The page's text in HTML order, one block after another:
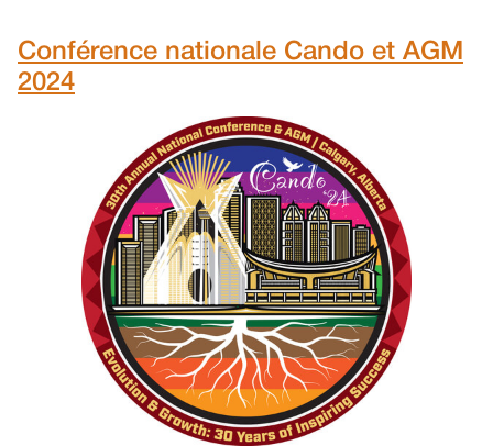
Conférence nationale Cando et AGM
2024